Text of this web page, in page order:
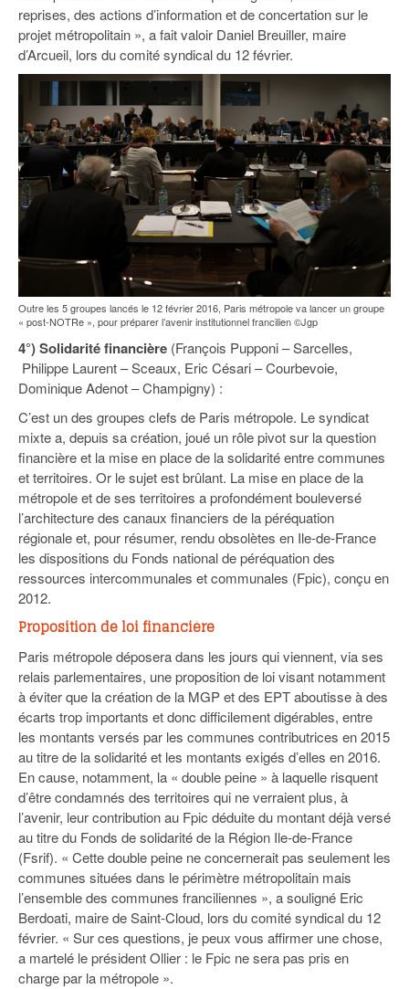
reprises, des actions d’information et de concertation sur le
projet métropolitain », a fait valoir Daniel Breuiller, maire
d’Arcueil, lors du comité syndical du 12 février.
Outre les 5 groupes lancés le 12 février 2016, Paris métropole va lancer un groupe
« post-NOTRe », pour préparer l’avenir institutionnel francilien ©Jgp
4°) Solidarité financière (François Pupponi – Sarcelles,
Philippe Laurent – Sceaux, Eric Césari – Courbevoie,
Dominique Adenot – Champigny) :
C’est un des groupes clefs de Paris métropole. Le syndicat
mixte a, depuis sa création, joué un rôle pivot sur la question
financière et la mise en place de la solidarité entre communes
et territoires. Or le sujet est brûlant. La mise en place de la
métropole et de ses territoires a profondément bouleversé
l’architecture des canaux financiers de la péréquation
régionale et, pour résumer, rendu obsolètes en Ile-de-France
les dispositions du Fonds national de péréquation des
ressources intercommunales et communales (Fpic), conçu en
2012.
Proposition de loi financière
Paris métropole déposera dans les jours qui viennent, via ses
relais parlementaires, une proposition de loi visant notamment
à éviter que la création de la MGP et des EPT aboutisse à des
écarts trop importants et donc difficilement digérables, entre
les montants versés par les communes contributrices en 2015
au titre de la solidarité et les montants exigés d’elles en 2016.
En cause, notamment, la « double peine » à laquelle risquent
d’être condamnés des territoires qui ne verraient plus, à
l’avenir, leur contribution au Fpic déduite du montant déjà versé
au titre du Fonds de solidarité de la Région Ile-de-France
(Fsrif). « Cette double peine ne concernerait pas seulement les
communes situées dans le périmètre métropolitain mais
l’ensemble des communes franciliennes », a souligné Eric
Berdoati, maire de Saint-Cloud, lors du comité syndical du 12
février. « Sur ces questions, je peux vous affirmer une chose,
a martelé le président Ollier : le Fpic ne sera pas pris en
charge par la métropole ».